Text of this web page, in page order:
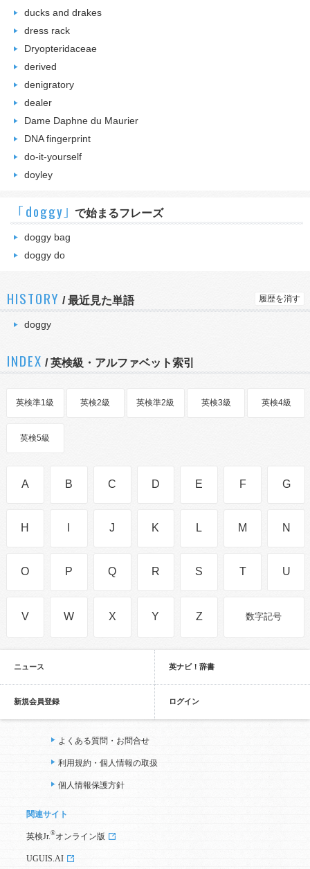
ducks and drakes
dress rack
Dryopteridaceae
derived
denigratory
dealer
Dame Daphne du Maurier
DNA fingerprint
do-it-yourself
doyley
｢doggy｣ で始まるフレーズ
doggy bag
doggy do
HISTORY /最近見た単語 履歴を消す
doggy
INDEX / 英検級・アルファベット索引
英検準1級 英検2級 英検準2級 英検3級 英検4級
英検5級
A B C D E F G
H J K L M N
O P Q R S T U
V W X Y Z 数字記号
ニュース 英ナビ！辞書
新規会員登録 ログイン
よくある質問・お問合せ
利用規約・個人情報の取扱
個人情報保護方針
関連サイト
英検Jr. ®オンライン版
UGUIS.AI